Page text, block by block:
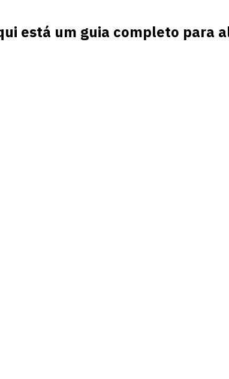
está um guia completo para